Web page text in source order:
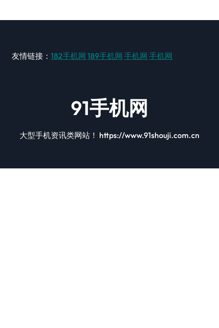
友情链接： 182手机网 189手机网 手机网 手机网
91手机网
大型手机资讯类网站！ https://www.91shouji.com.cn